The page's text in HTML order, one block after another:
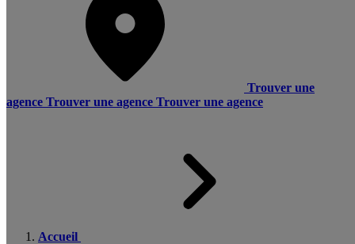
Trouver une
agence Trouver une agence Trouver une agence
Accueil